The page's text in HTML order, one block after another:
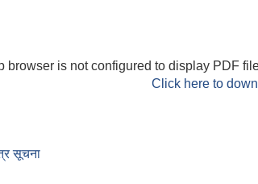
browser is not configured to display PDF
Click here to
सूचना